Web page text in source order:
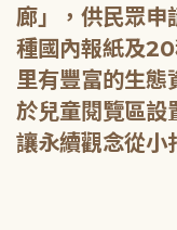
廊」，供民眾申
種國內報紙及
里有豐富的生態
於兒童閱覽區設